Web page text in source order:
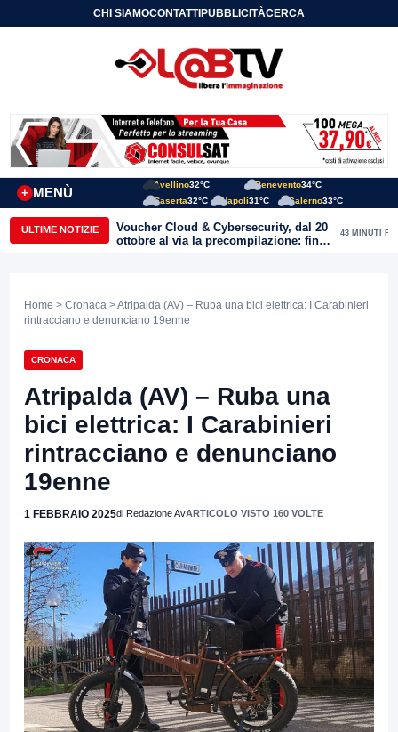
CHI SIAMOCONTATTIPUBBLICITÀCERCA
MENÙ
+
Avellino32°C Benevento34°C
Caserta32°C Napoli31°C Salerno33°C
ULTIME NOTIZIE
Voucher Cloud & Cybersecurity, dal 20
ottobre al via la precompilazione: fino
a 20mila euro a fondo perduto per
43 MINUTI FA
Home > Cronaca > Atripalda (AV) – Ruba una bici elettrica: I Carabinieri
rintracciano e denunciano 19enne
CRONACA
Atripalda (AV) – Ruba una
bici elettrica: I Carabinieri
rintracciano e denunciano
19enne
1 FEBBRAIO 2025di Redazione AvARTICOLO VISTO 160 VOLTE